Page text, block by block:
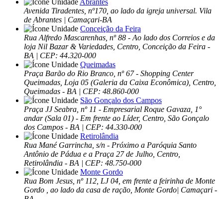
Avenida Tiradentes, nº170, ao lado da igreja universal. Vila
de Abrantes | Camaçari-BA
Conceição da Feira
Rua Alfredo Mascarenhas, nº 88 - Ao lado dos Correios e da
loja Nil Bazar & Variedades, Centro, Conceição da Feira -
BA | CEP: 44.320-000
Queimadas
Praça Barão do Rio Branco, nº 67 - Shopping Center
Queimadas, Loja 05 (Galeria da Caixa Econômica), Centro,
Queimadas - BA | CEP: 48.860-000
São Gonçalo dos Campos
Praça JJ Seabra, nº 11 - Empresarial Roque Gavaza, 1°
andar (Sala 01) - Em frente ao Líder, Centro, São Gonçalo
dos Campos - BA | CEP: 44.330-000
Retirolândia
Rua Mané Garrincha, s/n - Próximo a Paróquia Santo
Antônio de Pádua e a Praça 27 de Julho, Centro,
Retirolândia - BA | CEP: 48.750-000
Monte Gordo
Rua Bom Jesus, nº 112, LJ 04, em frente a feirinha de Monte
Gordo , ao lado da casa de ração, Monte Gordo| Camaçari -